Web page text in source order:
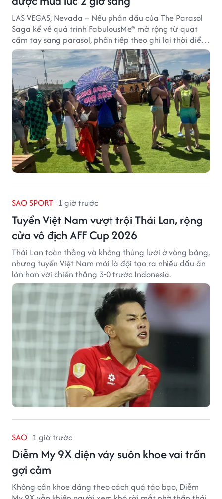
LAS VEGAS, Nevada – Nếu phần đầu của The Parasol
Saga kể về quá trình FabulousMe® mở rộng từ quạt
cầm tay sang parasol, phần tiếp theo ghi lại thời điểm
sản phẩm được thị trường đón nhận và dần vượt khỏi
công năng che nắng thông thường.
SAO SPORT 1 giờ trước
Tuyển Việt Nam vượt trội Thái Lan, rộng
cửa vô địch AFF Cup 2026
Thái Lan toàn thắng và không thủng lưới ở vòng bảng,
nhưng tuyển Việt Nam mới là đội tạo ra nhiều dấu ấn
lớn hơn với chiến thắng 3-0 trước Indonesia.
SAO 1 giờ trước
Diễm My 9X diện váy suôn khoe vai trần
gợi cảm
Không cần khoe dáng theo cách quá táo bạo, Diễm